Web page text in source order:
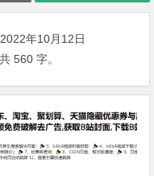
年10月12日
560 字。